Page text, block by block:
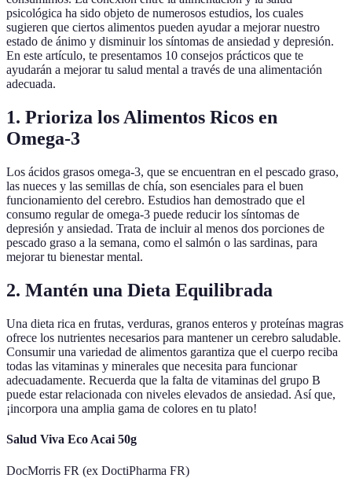
psicológica ha sido objeto de numerosos estudios, los cuales
sugieren que ciertos alimentos pueden ayudar a mejorar nuestro
estado de ánimo y disminuir los síntomas de ansiedad y depresión.
En este artículo, te presentamos 10 consejos prácticos que te
ayudarán a mejorar tu salud mental a través de una alimentación
adecuada.
1. Prioriza los Alimentos Ricos en
Omega-3
Los ácidos grasos omega-3, que se encuentran en el pescado graso,
las nueces y las semillas de chía, son esenciales para el buen
funcionamiento del cerebro. Estudios han demostrado que el
consumo regular de omega-3 puede reducir los síntomas de
depresión y ansiedad. Trata de incluir al menos dos porciones de
pescado graso a la semana, como el salmón o las sardinas, para
mejorar tu bienestar mental.
2. Mantén una Dieta Equilibrada
Una dieta rica en frutas, verduras, granos enteros y proteínas magras
ofrece los nutrientes necesarios para mantener un cerebro saludable.
Consumir una variedad de alimentos garantiza que el cuerpo reciba
todas las vitaminas y minerales que necesita para funcionar
adecuadamente. Recuerda que la falta de vitaminas del grupo B
puede estar relacionada con niveles elevados de ansiedad. Así que,
¡incorpora una amplia gama de colores en tu plato!
Salud Viva Eco Acai 50g
DocMorris FR (ex DoctiPharma FR)